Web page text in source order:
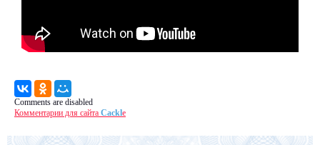
Comments are disabled
Комментарии для сайта Cackle